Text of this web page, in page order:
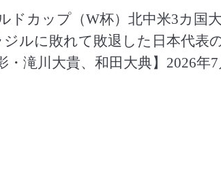
ドカップ（W杯）北中米3カ国
ルに敗れて敗退した日本代表
・滝川大貴、和田大典】2026年7